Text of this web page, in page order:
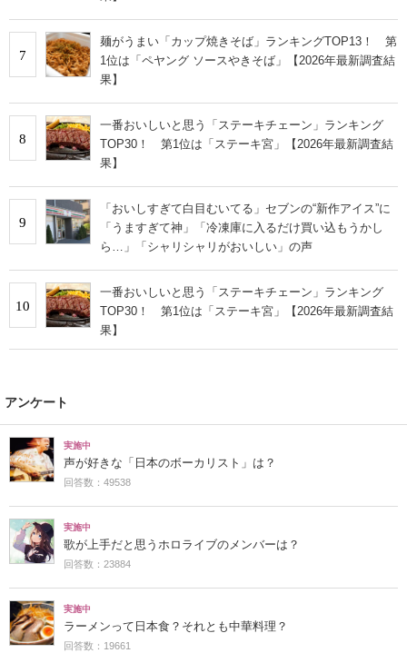
7
麺がうまい「カップ焼きそば」ランキングTOP13！ 第
1位は「ペヤング ソースやきそば」【2026年最新調査結
果】
8
一番おいしいと思う「ステーキチェーン」ランキング
TOP30！ 第1位は「ステーキ宮」【2026年最新調査結
果】
9
「おいしすぎて白目むいてる」セブンの“新作アイス”に
「うますぎて神」「冷凍庫に入るだけ買い込もうかし
ら…」「シャリシャリがおいしい」の声
10
一番おいしいと思う「ステーキチェーン」ランキング
TOP30！ 第1位は「ステーキ宮」【2026年最新調査結
果】
アンケート
実施中
声が好きな「日本のボーカリスト」は？
回答数：49538
実施中
歌が上手だと思うホロライブのメンバーは？
回答数：23884
実施中
ラーメンって日本食？それとも中華料理？
回答数：19661